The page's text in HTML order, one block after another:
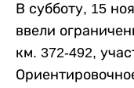
В субботу, 15
ввели
км. 372-492,